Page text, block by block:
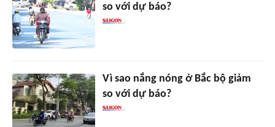
so với dự báo?
Vì sao nắng nóng ở Bắc bộ giảm
so với dự báo?